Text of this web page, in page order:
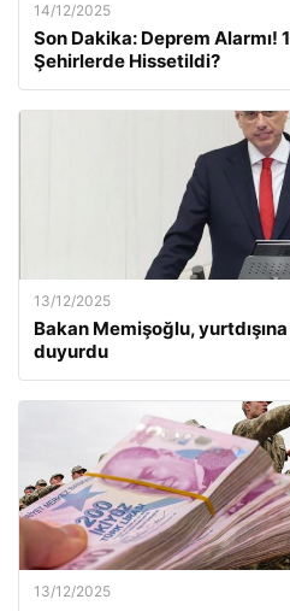
14/12/2025
Son Dakika: Deprem Alarmı!
Şehirlerde Hissetildi?
13/12/2025
Bakan Memişoğlu,
duyurdu
13/12/2025